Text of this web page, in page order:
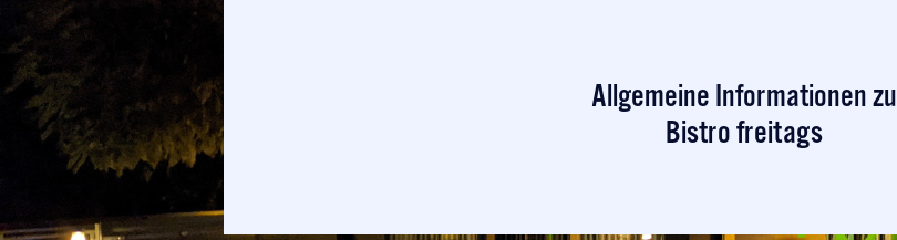
Allgemeine Informationen zu
Bistro freitags